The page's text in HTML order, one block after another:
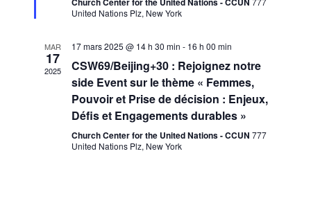
United Nations Plz, New York
MAR
17
2025
17 mars 2025 @ 14 h 30 min - 16 h 00 min
CSW69/Beijing+30 : Rejoignez notre
side Event sur le thème « Femmes,
Pouvoir et Prise de décision : Enjeux,
Défis et Engagements durables »
Church Center for the United Nations - CCUN 777
United Nations Plz, New York